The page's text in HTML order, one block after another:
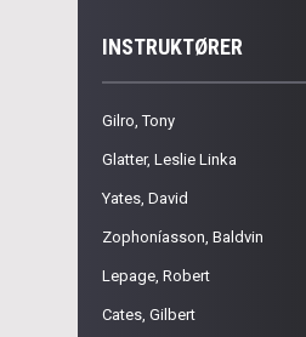
INSTRUKTØRER
Gilro, Tony
Glatter, Leslie Linka
Yates, David
Zophoníasson, Baldvin
Lepage, Robert
Cates, Gilbert